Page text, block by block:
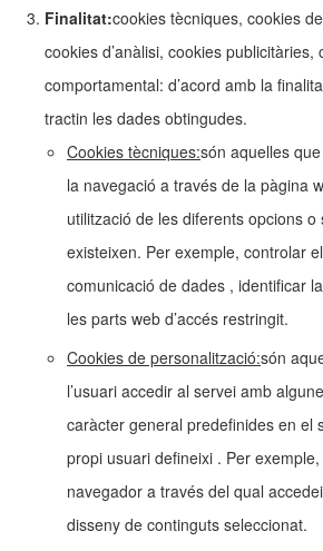
Finalitat:cookies tècniques, cookies
cookies d’anàlisi, cookies
comportamental: d’acord amb la
tractin les dades obtingudes.
Cookies tècniques:són aquelles
la navegació a través de la pàgina
utilització de les diferents opcions
existeixen. Per exemple, controlar
comunicació de dades , identificar
les parts web d’accés restringit.
Cookies de personalització:són
l’usuari accedir al servei amb
caràcter general predefinides en el
propi usuari defineixi . Per
navegador a través del qual
disseny de continguts seleccionat.